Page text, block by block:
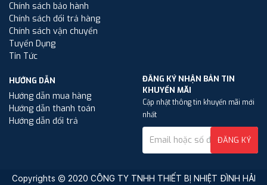
Chính sách bảo hành
Chính sách đổi trả hàng
Chính sách vận chuyển
Tuyển Dụng
Tin Tức
HƯỚNG DẪN
Hướng dẫn mua hàng
Hướng dẫn thanh toán
Hướng dẫn đổi trả
ĐĂNG KÝ NHẬN BẢN TIN
KHUYẾN MÃI
Cập nhật thông tin khuyến mãi mới
nhất
ĐĂNG KÝ
Copyrights © 2020 CÔNG TY TNHH THIẾT BỊ NHIỆT ĐÌNH HẢI